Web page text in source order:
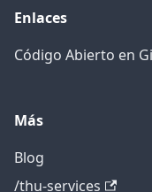
Enlaces
Código Abierto en
Más
Blog
/thu-services